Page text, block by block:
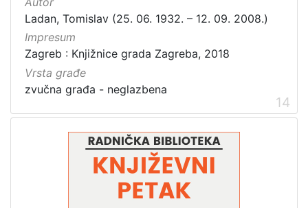
Ladan, Tomislav (25. 06. 1932. – 12. 09. 2008.)
Impresum
Zagreb : Knjižnice grada Zagreba, 2018
Vrsta građe
zvučna građa - neglazbena
14